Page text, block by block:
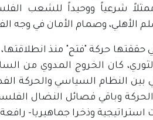
شرعياً ووحيداً للشعب
الأهلي، وصمام الأمان في وجه
حققتها حركة "فتح" منذ
كان الخروج المدوي من
بين النظام السياسي والحركة
وباقي فصائل النضال
وذخرا جماهيريا-